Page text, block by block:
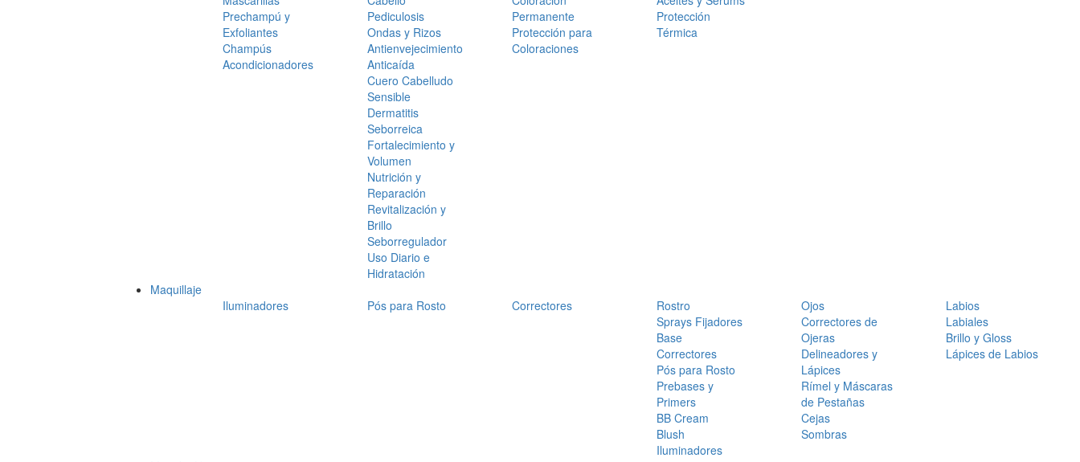
Prechampú y
Exfoliantes
Champús
Acondicionadores
Pediculosis
Ondas y Rizos
Antienvejecimiento
Anticaída
Cuero Cabelludo
Sensible
Dermatitis
Seborreica
Fortalecimiento y
Volumen
Nutrición y
Reparación
Revitalización y
Brillo
Seborregulador
Uso Diario e
Hidratación
Permanente
Protección para
Coloraciones
Protección
Térmica
Maquillaje
Iluminadores
Pós para Rosto Correctores
Rostro
Sprays Fijadores
Base
Correctores
Pós para Rosto
Prebases y
Primers
BB Cream
Blush
Iluminadores
Ojos
Correctores de
Ojeras
Delineadores y
Lápices
Rímel y Máscaras
de Pestañas
Cejas
Sombras
Labios
Labiales
Brillo y Gloss
Lápices de Labios